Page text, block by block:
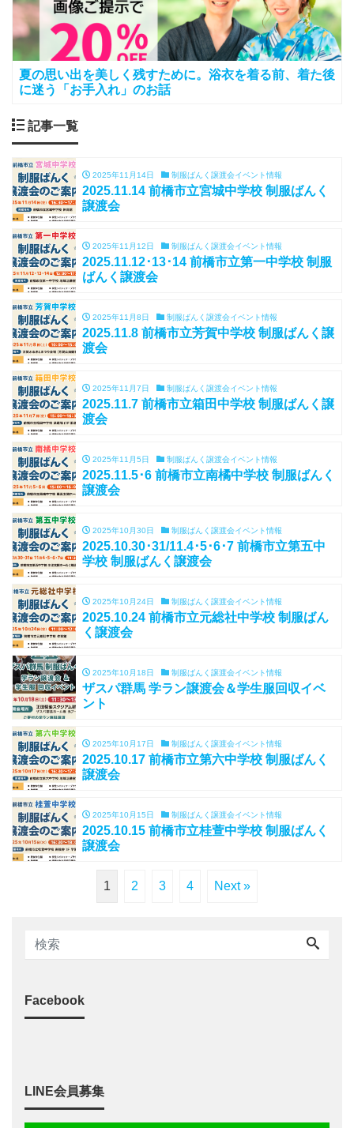
夏の思い出を美しく残すために。浴衣を着る前、着た後
に迷う「お手入れ」のお話
記事一覧
2025年11月14日 制服ばんく譲渡会イベント情報
2025.11.14 前橋市立宮城中学校 制服ばんく
譲渡会
2025年11月12日 制服ばんく譲渡会イベント情報
2025.11.12･13･14 前橋市立第一中学校 制服
ばんく譲渡会
2025年11月8日 制服ばんく譲渡会イベント情報
2025.11.8 前橋市立芳賀中学校 制服ばんく譲
渡会
2025年11月7日 制服ばんく譲渡会イベント情報
2025.11.7 前橋市立箱田中学校 制服ばんく譲
渡会
2025年11月5日 制服ばんく譲渡会イベント情報
2025.11.5･6 前橋市立南橘中学校 制服ばんく
譲渡会
2025年10月30日 制服ばんく譲渡会イベント情報
2025.10.30･31/11.4･5･6･7 前橋市立第五中
学校 制服ばんく譲渡会
2025年10月24日 制服ばんく譲渡会イベント情報
2025.10.24 前橋市立元総社中学校 制服ばん
く譲渡会
2025年10月18日 制服ばんく譲渡会イベント情報
ザスパ群馬 学ラン譲渡会＆学生服回収イベ
ント
2025年10月17日 制服ばんく譲渡会イベント情報
2025.10.17 前橋市立第六中学校 制服ばんく
譲渡会
2025年10月15日 制服ばんく譲渡会イベント情報
2025.10.15 前橋市立桂萱中学校 制服ばんく
譲渡会
1 2 3 4 Next »
Facebook
LINE会員募集